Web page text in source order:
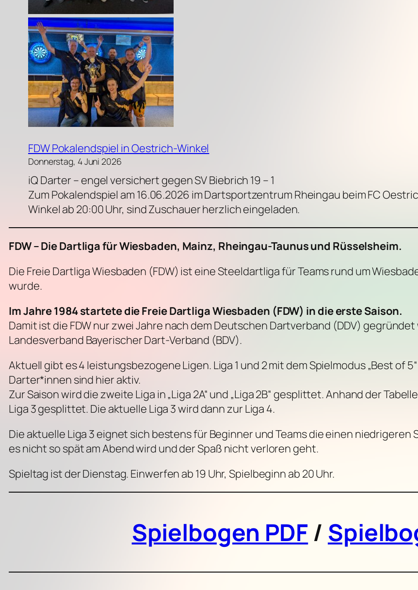
FDW Pokalendspiel in Oestrich-Winkel
Donnerstag, 4 Juni 2026
iQ Darter – engel versichert gegen SV Biebrich 19 – 1
Zum Pokalendspiel am 16.06.2026 im Dartsportzentrum Rheingau beim FC
Winkel ab 20:00 Uhr, sind Zuschauer herzlich eingeladen.
FDW – Die Dartliga für Wiesbaden, Mainz, Rheingau-Taunus und Rüsselsheim.
Die Freie Dartliga Wiesbaden (FDW) ist eine Steeldartliga für Teams rund um
wurde.
Im Jahre 1984 startete die Freie Dartliga Wiesbaden (FDW) in die erste Saison.
Damit ist die FDW nur zwei Jahre nach dem Deutschen Dartverband (DDV)
Landesverband Bayerischer Dart-Verband (BDV).
Aktuell gibt es 4 leistungsbezogene Ligen. Liga 1 und 2 mit dem Spielmodus „Best of
Darter*innen sind hier aktiv.
Zur Saison wird die zweite Liga in „Liga 2A“ und „Liga 2B“ gesplittet. Anhand der
Liga 3 gesplittet. Die aktuelle Liga 3 wird dann zur Liga 4.
Die aktuelle Liga 3 eignet sich bestens für Beginner und Teams die einen
es nicht so spät am Abend wird und der Spaß nicht verloren geht.
Spieltag ist der Dienstag. Einwerfen ab 19 Uhr, Spielbeginn ab 20 Uhr.
Spielbogen PDF /